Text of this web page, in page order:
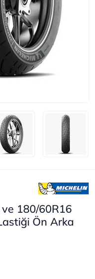
180/60R16
Ön Arka